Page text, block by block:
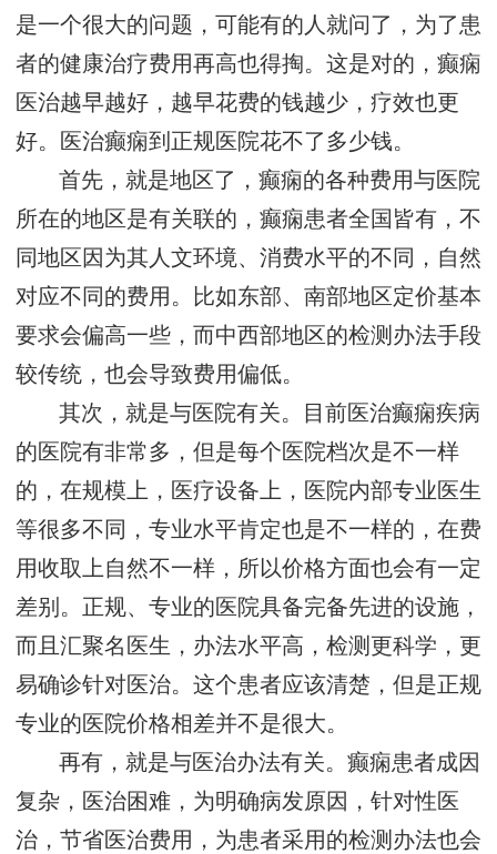
是一个很大的问题，可能有的人就问了，为了患
者的健康治疗费用再高也得掏。这是对的，癫痫
医治越早越好，越早花费的钱越少，疗效也更
好。医治癫痫到正规医院花不了多少钱。
首先，就是地区了，癫痫的各种费用与医院
所在的地区是有关联的，癫痫患者全国皆有，不
同地区因为其人文环境、消费水平的不同，自然
对应不同的费用。比如东部、南部地区定价基本
要求会偏高一些，而中西部地区的检测办法手段
较传统，也会导致费用偏低。
其次，就是与医院有关。目前医治癫痫疾病
的医院有非常多，但是每个医院档次是不一样
的，在规模上，医疗设备上，医院内部专业医生
等很多不同，专业水平肯定也是不一样的，在费
用收取上自然不一样，所以价格方面也会有一定
差别。正规、专业的医院具备完备先进的设施，
而且汇聚名医生，办法水平高，检测更科学，更
易确诊针对医治。这个患者应该清楚，但是正规
专业的医院价格相差并不是很大。
再有，就是与医治办法有关。癫痫患者成因
复杂，医治困难，为明确病发原因，针对性医
治，节省医治费用，为患者采用的检测办法也会